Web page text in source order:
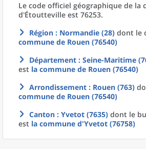
Le code officiel géographique de la
d'Étoutteville est 76253.
Région : Normandie (28) dont le
commune de Rouen (76540)
Département : Seine-Maritime
est la commune de Rouen (76540)
Arrondissement : Rouen (763)
commune de Rouen (76540)
Canton : Yvetot (7635) dont le
est la commune d'Yvetot (76758)